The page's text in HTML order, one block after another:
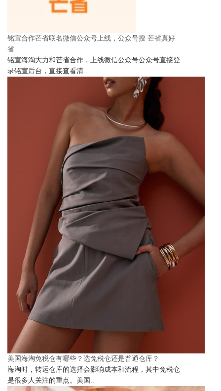
铭宣合作芒省联名微信公众号上线，公众号搜 芒省真好
省
铭宣海淘大力和芒省合作，上线微信公众号公众号直接登
录铭宣后台，直接查看清..
美国海淘免税仓有哪些？选免税仓还是普通仓库？
海淘时，转运仓库的选择会影响成本和流程，其中免税仓
是很多人关注的重点。美国..